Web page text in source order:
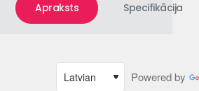
Apraksts Specifikācija
Powered by